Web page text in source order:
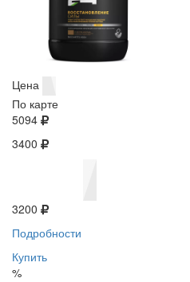
Цена
По карте
5094
3400
3200
Подробности
Купить
%